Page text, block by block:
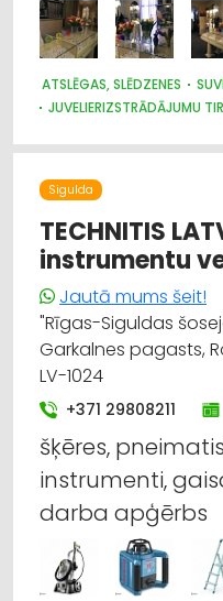
Dārza tehnika un
Instrumentu un
Kokapstrādes
ATSLĒGAS, SLĒDZENES
JUVELIERIZSTRĀDĀJUMU
JUVELIERIZSTRĀDĀJUMU
Sigulda
TECHNITIS
instrumentu
Jautā mums šeit!
"Rīgas-Siguldas
Garkalnes pagasts,
LV-1024
+371 29808211
šķēres,
instrumenti,
darba apģērbs